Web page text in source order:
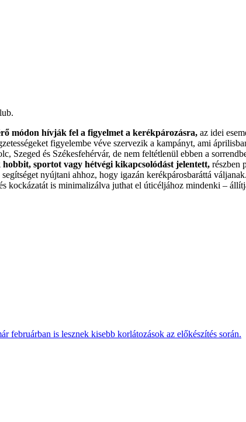
módon hívják fel a figyelmet a kerékpározásra, az idei
figyelembe véve szervezik a kampányt, ami
és Székesfehérvár, de nem feltétlenül ebben a
sportot vagy hétvégi kikapcsolódást jelentett, részben
nyújtani ahhoz, hogy igazán kerékpárosbaráttá
kockázatát is minimalizálva juthat el úticéljához mindenki –
februárban is lesznek kisebb korlátozások az előkészítés során.